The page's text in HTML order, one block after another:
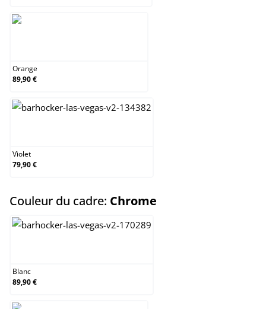
Orange
89,90 €
Violet
79,90 €
Couleur du cadre: Chrome
Blanc
89,90 €